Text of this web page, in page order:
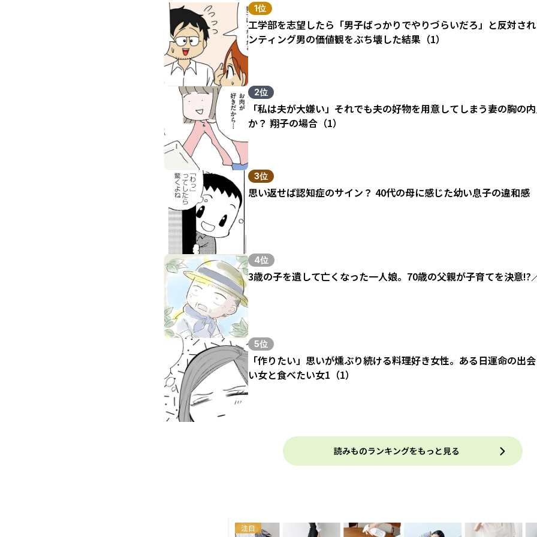
1位
工学部を志望したら「男子ばっかりでやりづらいだろ」と反対さ
ンティング男の価値観をぶち壊した結果（1）
2位
「私は夫が大嫌い」それでも夫の好物を用意してしまう妻の胸の
か？ 翔子の場合（1）
3位
思い返せば認知症のサイン？ 40代の母に感じた幼い息子の違和感
4位
3歳の子を遺して亡くなった一人娘。70歳の父親が子育てを決意!?
5位
「作りたい」思いが燻ぶり続ける料理好き女性。ある日運命の出
い女と食べたい女1（1）
読みものランキングをもっと見る
注目